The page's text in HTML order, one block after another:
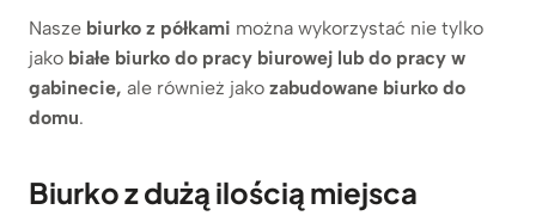
Nasze biurko z półkami można wykorzystać nie tylko
jako białe biurko do pracy biurowej lub do pracy w
gabinecie, ale również jako zabudowane biurko do
domu.
Biurko z dużą ilością miejsca